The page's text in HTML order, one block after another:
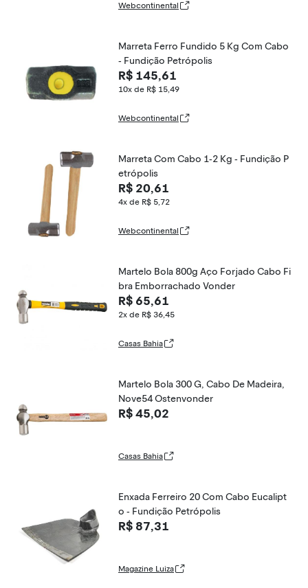
Webcontinental
Marreta Ferro Fundido 5 Kg Com Cabo
- Fundição Petrópolis
R$ 145,61
10x de R$ 15,49
Webcontinental
Marreta Com Cabo 1-2 Kg - Fundição P
etrópolis
R$ 20,61
4x de R$ 5,72
Webcontinental
Martelo Bola 800g Aço Forjado Cabo Fi
bra Emborrachado Vonder
R$ 65,61
2x de R$ 36,45
Casas Bahia
Martelo Bola 300 G, Cabo De Madeira,
Nove54 Ostenvonder
R$ 45,02
Casas Bahia
Enxada Ferreiro 20 Com Cabo Eucalipt
o - Fundição Petrópolis
R$ 87,31
Magazine Luiza